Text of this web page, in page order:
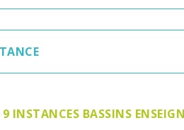
9 INSTANCES BASSINS